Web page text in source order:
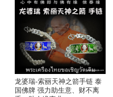
龙婆瑞-索丽天神之箭手链 泰
国佛牌 强力助生意、财不离